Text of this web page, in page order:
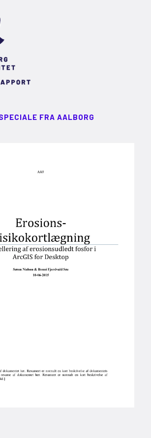
FRA AALBORG